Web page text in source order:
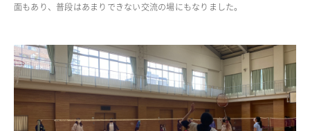
入試要項
志願者速報
合格者発表
学校説明会
入試結果
面もあり、普段はあまりできない交流の場にもなりました。